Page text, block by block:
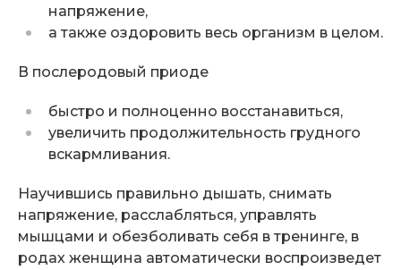
напряжение,
а также оздоровить весь организм в целом.
В послеродовый приоде
быстро и полноценно восстанавиться,
увеличить продолжительность грудного
вскармливания.
Научившись правильно дышать, снимать
напряжение, расслабляться, управлять
мышцами и обезболивать себя в тренинге, в
родах женщина автоматически воспроизведет